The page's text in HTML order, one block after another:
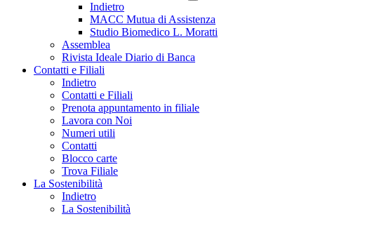
Indietro
MACC Mutua di Assistenza
Studio Biomedico L. Moratti
Assemblea
Rivista Ideale Diario di Banca
Contatti e Filiali
Indietro
Contatti e Filiali
Prenota appuntamento in filiale
Lavora con Noi
Numeri utili
Contatti
Blocco carte
Trova Filiale
La Sostenibilità
Indietro
La Sostenibilità